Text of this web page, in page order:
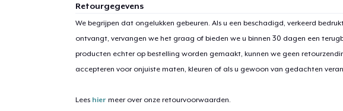
Retourgegevens
We begrijpen dat ongelukken gebeuren. Als u een beschadigd, verkeerd
ontvangt, vervangen we het graag of bieden we u binnen 30 dagen een
producten echter op bestelling worden gemaakt, kunnen we geen
accepteren voor onjuiste maten, kleuren of als u gewoon van gedachten
Lees hier meer over onze retourvoorwaarden.